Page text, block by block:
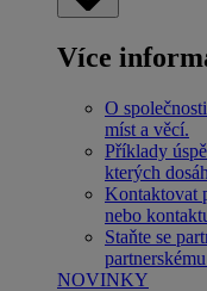
Více
O
míst a věcí.
Příklady
kterých
Kontaktovat
nebo
Staňte se
NOVINKY